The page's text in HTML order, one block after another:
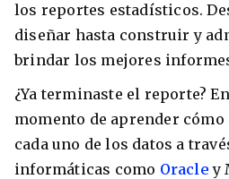
los reportes estadísticos.
diseñar hasta construir y
brindar los mejores
¿Ya terminaste el reporte?
momento de aprender cómo
cada uno de los datos a
informáticas como Oracle y